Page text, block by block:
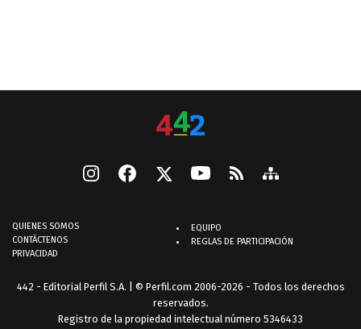
QUIENES SOMOS
CONTÁCTENOS
PRIVACIDAD
EQUIPO
REGLAS DE PARTICIPACIÓN
442 - Editorial Perfil S.A. | © Perfil.com 2006-2026 - Todos los derechos
reservados.
Registro de la propiedad intelectual número 5346433